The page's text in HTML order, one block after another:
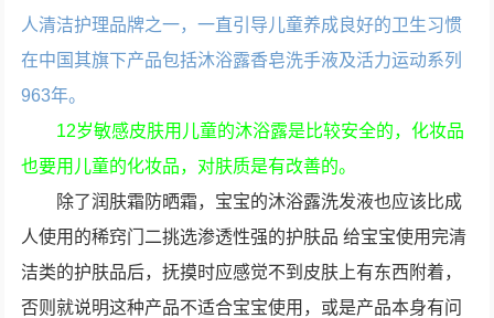
人清洁护理品牌之一，一直引导儿童养成良好的卫生习惯
在中国其旗下产品包括沐浴露香皂洗手液及活力运动系列
963年。
12岁敏感皮肤用儿童的沐浴露是比较安全的，化妆品
也要用儿童的化妆品，对肤质是有改善的。
除了润肤霜防晒霜，宝宝的沐浴露洗发液也应该比成
人使用的稀窍门二挑选渗透性强的护肤品 给宝宝使用完清
洁类的护肤品后，抚摸时应感觉不到皮肤上有东西附着，
否则就说明这种产品不适合宝宝使用，或是产品本身有问